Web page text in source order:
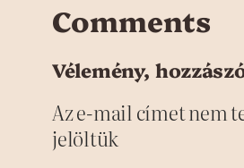
Comments
Vélemény,
Az e-mail címet nem
jelöltük